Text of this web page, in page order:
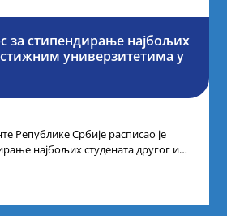
за стипендирање најбољих
универзитетима у
Републике Србије расписао је
најбољих студената другог и